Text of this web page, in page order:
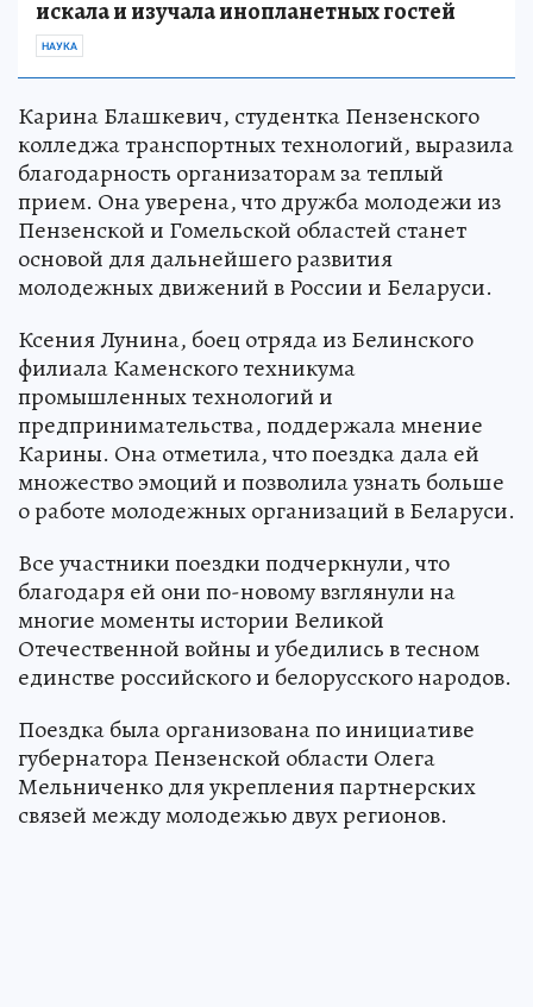
искала и изучала инопланетных гостей
НАУКА
Карина Блашкевич, студентка Пензенского
колледжа транспортных технологий, выразила
благодарность организаторам за теплый
прием. Она уверена, что дружба молодежи из
Пензенской и Гомельской областей станет
основой для дальнейшего развития
молодежных движений в России и Беларуси.
Ксения Лунина, боец отряда из Белинского
филиала Каменского техникума
промышленных технологий и
предпринимательства, поддержала мнение
Карины. Она отметила, что поездка дала ей
множество эмоций и позволила узнать больше
о работе молодежных организаций в Беларуси.
Все участники поездки подчеркнули, что
благодаря ей они по-новому взглянули на
многие моменты истории Великой
Отечественной войны и убедились в тесном
единстве российского и белорусского народов.
Поездка была организована по инициативе
губернатора Пензенской области Олега
Мельниченко для укрепления партнерских
связей между молодежью двух регионов.